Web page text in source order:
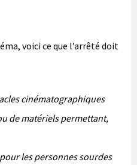
voici ce que l’arrêté doit
cinématographiques
de matériels permettant,
les personnes sourdes